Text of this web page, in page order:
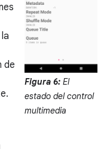
Figura 6:El
estado del control
multimedia
de